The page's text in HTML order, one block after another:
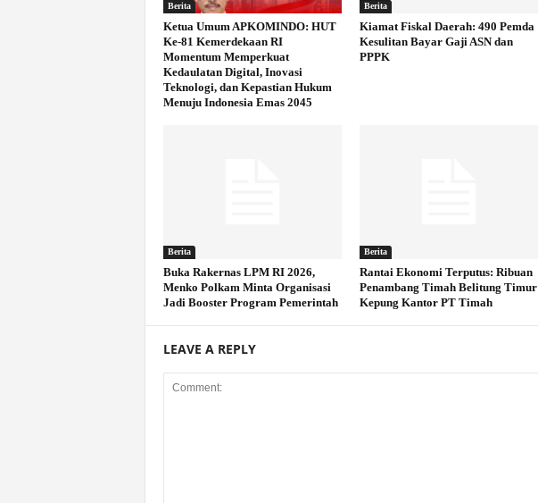
Berita
Ketua Umum APKOMINDO: HUT
Ke-81 Kemerdekaan RI
Momentum Memperkuat
Kedaulatan Digital, Inovasi
Teknologi, dan Kepastian Hukum
Menuju Indonesia Emas 2045
Berita
Kiamat Fiskal Daerah: 490 Pemda
Kesulitan Bayar Gaji ASN dan
PPPK
Berita
Buka Rakernas LPM RI 2026,
Menko Polkam Minta Organisasi
Jadi Booster Program Pemerintah
Berita
Rantai Ekonomi Terputus: Ribuan
Penambang Timah Belitung Timur
Kepung Kantor PT Timah
LEAVE A REPLY